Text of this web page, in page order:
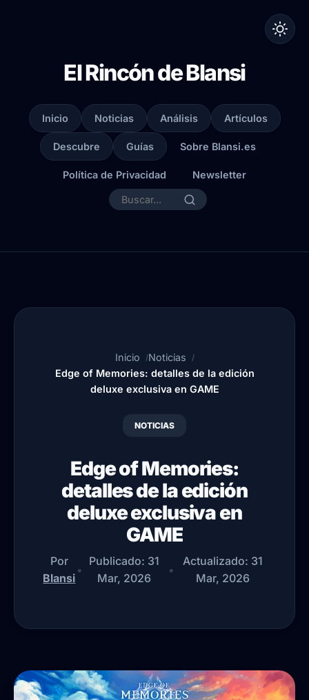
El Rincón de Blansi
Inicio Noticias Análisis Artículos
Descubre Guías Sobre Blansi.es
Política de Privacidad Newsletter
Inicio
Noticias
Edge of Memories: detalles de la edición
deluxe exclusiva en GAME
NOTICIAS
Edge of Memories:
detalles de la edición
deluxe exclusiva en
GAME
Por
Blansi
•
Publicado: 31
Mar, 2026
•
Actualizado: 31
Mar, 2026